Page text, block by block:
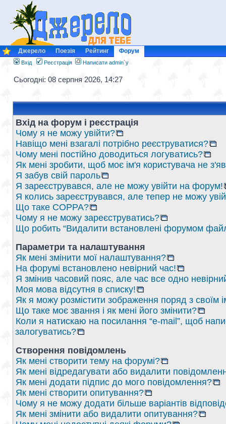
Джерело Поезія Рейтинг Форум
Вхід Реєстрація Написати admin`у
Сьогодні: 08 серпня 2026, 14:27
Вхід на форум і реєстрація
Чому я не можу увійти?
Навіщо мені взагалі потрібно реєструватися?
Чому мені постійно доводиться логуватись?
Як мені зробити, щоб моє ім'я користувача не
Я забув свій пароль
Я зареєструвався, але не можу увійти на форум!
Я колись зареєструвався, але тепер не можу
Що таке COPPA?
Чому я не можу зареєструватись?
Що робить “Видалити встановлені форумом
Параметри та налаштування
Як мені змінити мої налаштування?
На форумі встановлено невірний час!
Я змінив часовий пояс, але час все одно
Моя мова відсутня в списку!
Як я можу розмістити зображення поряд з своїм
Що таке моє звання і як мені його змінити?
Коли я натискаю на посилання “e-mail”, щоб
залогуватись?
Створення повідомлень
Як мені створити тему на форумі?
Як мені відредагувати або видалити
Як мені додати підпис до мого повідомлення?
Як мені створити опитування?
Чому я не можу додати більше варіантів
Як мені змінити або видалити опитування?